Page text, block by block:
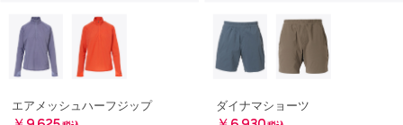
エアメッシュハーフジップ
ダイナマショーツ